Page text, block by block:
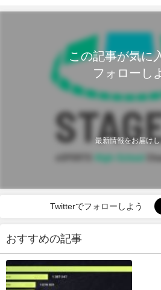
この記事が気に
フォローし
最新情報をお届け
Twitterでフォローしよう
おすすめの記事